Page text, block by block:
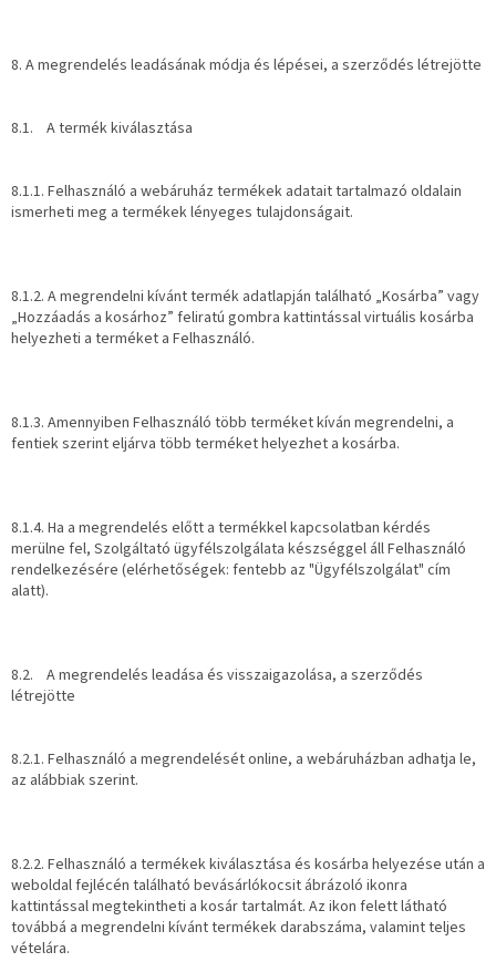
8. A megrendelés leadásának módja és lépései, a szerződés létrejötte
8.1. A termék kiválasztása
8.1.1. Felhasználó a webáruház termékek adatait tartalmazó oldalain
ismerheti meg a termékek lényeges tulajdonságait.
8.1.2. A megrendelni kívánt termék adatlapján található „Kosárba” vagy
„Hozzáadás a kosárhoz” feliratú gombra kattintással virtuális kosárba
helyezheti a terméket a Felhasználó.
8.1.3. Amennyiben Felhasználó több terméket kíván megrendelni, a
fentiek szerint eljárva több terméket helyezhet a kosárba.
8.1.4. Ha a megrendelés előtt a termékkel kapcsolatban kérdés
merülne fel, Szolgáltató ügyfélszolgálata készséggel áll Felhasználó
rendelkezésére (elérhetőségek: fentebb az "Ügyfélszolgálat" cím
alatt).
8.2. A megrendelés leadása és visszaigazolása, a szerződés
létrejötte
8.2.1. Felhasználó a megrendelését online, a webáruházban adhatja le,
az alábbiak szerint.
8.2.2. Felhasználó a termékek kiválasztása és kosárba helyezése után a
weboldal fejlécén található bevásárlókocsit ábrázoló ikonra
kattintással megtekintheti a kosár tartalmát. Az ikon felett látható
továbbá a megrendelni kívánt termékek darabszáma, valamint teljes
vételára.